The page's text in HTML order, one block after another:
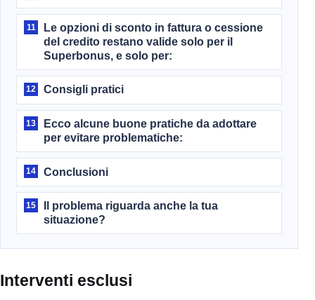
11
Le opzioni di sconto in fattura o cessione
del credito restano valide solo per il
Superbonus, e solo per:
12 Consigli pratici
13
Ecco alcune buone pratiche da adottare
per evitare problematiche:
14 Conclusioni
15
Il problema riguarda anche la tua
situazione?
Interventi esclusi